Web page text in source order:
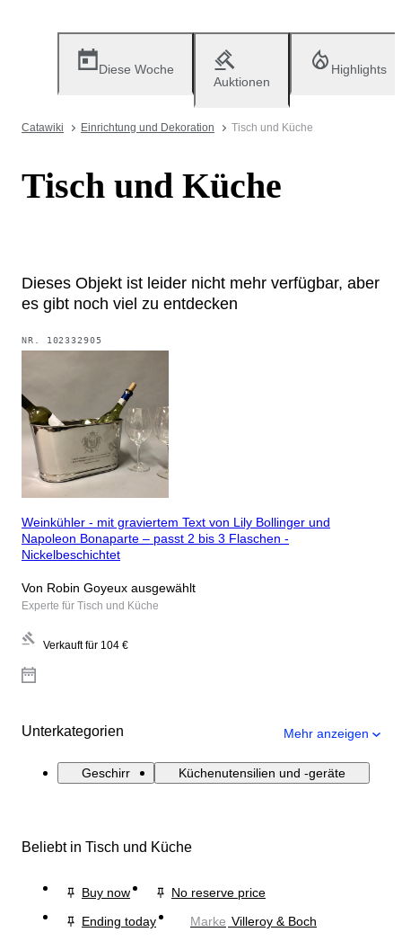
Diese Woche
Auktionen
Highlights
Catawiki Einrichtung und Dekoration Tisch und Küche
Tisch und Küche
Dieses Objekt ist leider nicht mehr verfügbar, aber
es gibt noch viel zu entdecken
NR. 102332905
Weinkühler - mit graviertem Text von Lily Bollinger und
Napoleon Bonaparte – passt 2 bis 3 Flaschen -
Nickelbeschichtet
Von Robin Goyeux ausgewählt
Experte für Tisch und Küche
Verkauft für 104 €
Unterkategorien Mehr anzeigen
Geschirr Küchenutensilien und -geräte
Beliebt in Tisch und Küche
Buy now
No reserve price
Ending today
Marke Villeroy & Boch